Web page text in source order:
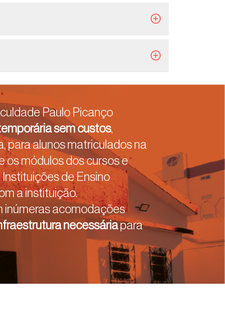
Paulo Picanço
sem custos,
para alunos matriculados na
os módulos dos cursos e
de Ensino
a instituição.
inúmeras acomodações
necessáriapara